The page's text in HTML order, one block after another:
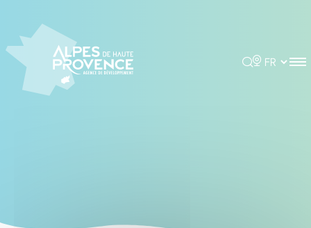
Rechercher
Choisir la